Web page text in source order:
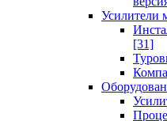
Усилители
[31]